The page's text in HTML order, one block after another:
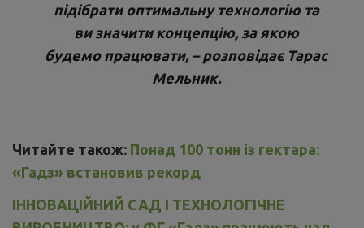
підібрати оптимальну технологію та
ви значити концепцію, за якою
будемо працювати, – розповідає Тарас
Мельник.
Читайте також: Понад 100 тонн із гектара:
«Гадз» встановив рекорд
ІННОВАЦІЙНИЙ САД І ТЕХНОЛОГІЧНЕ